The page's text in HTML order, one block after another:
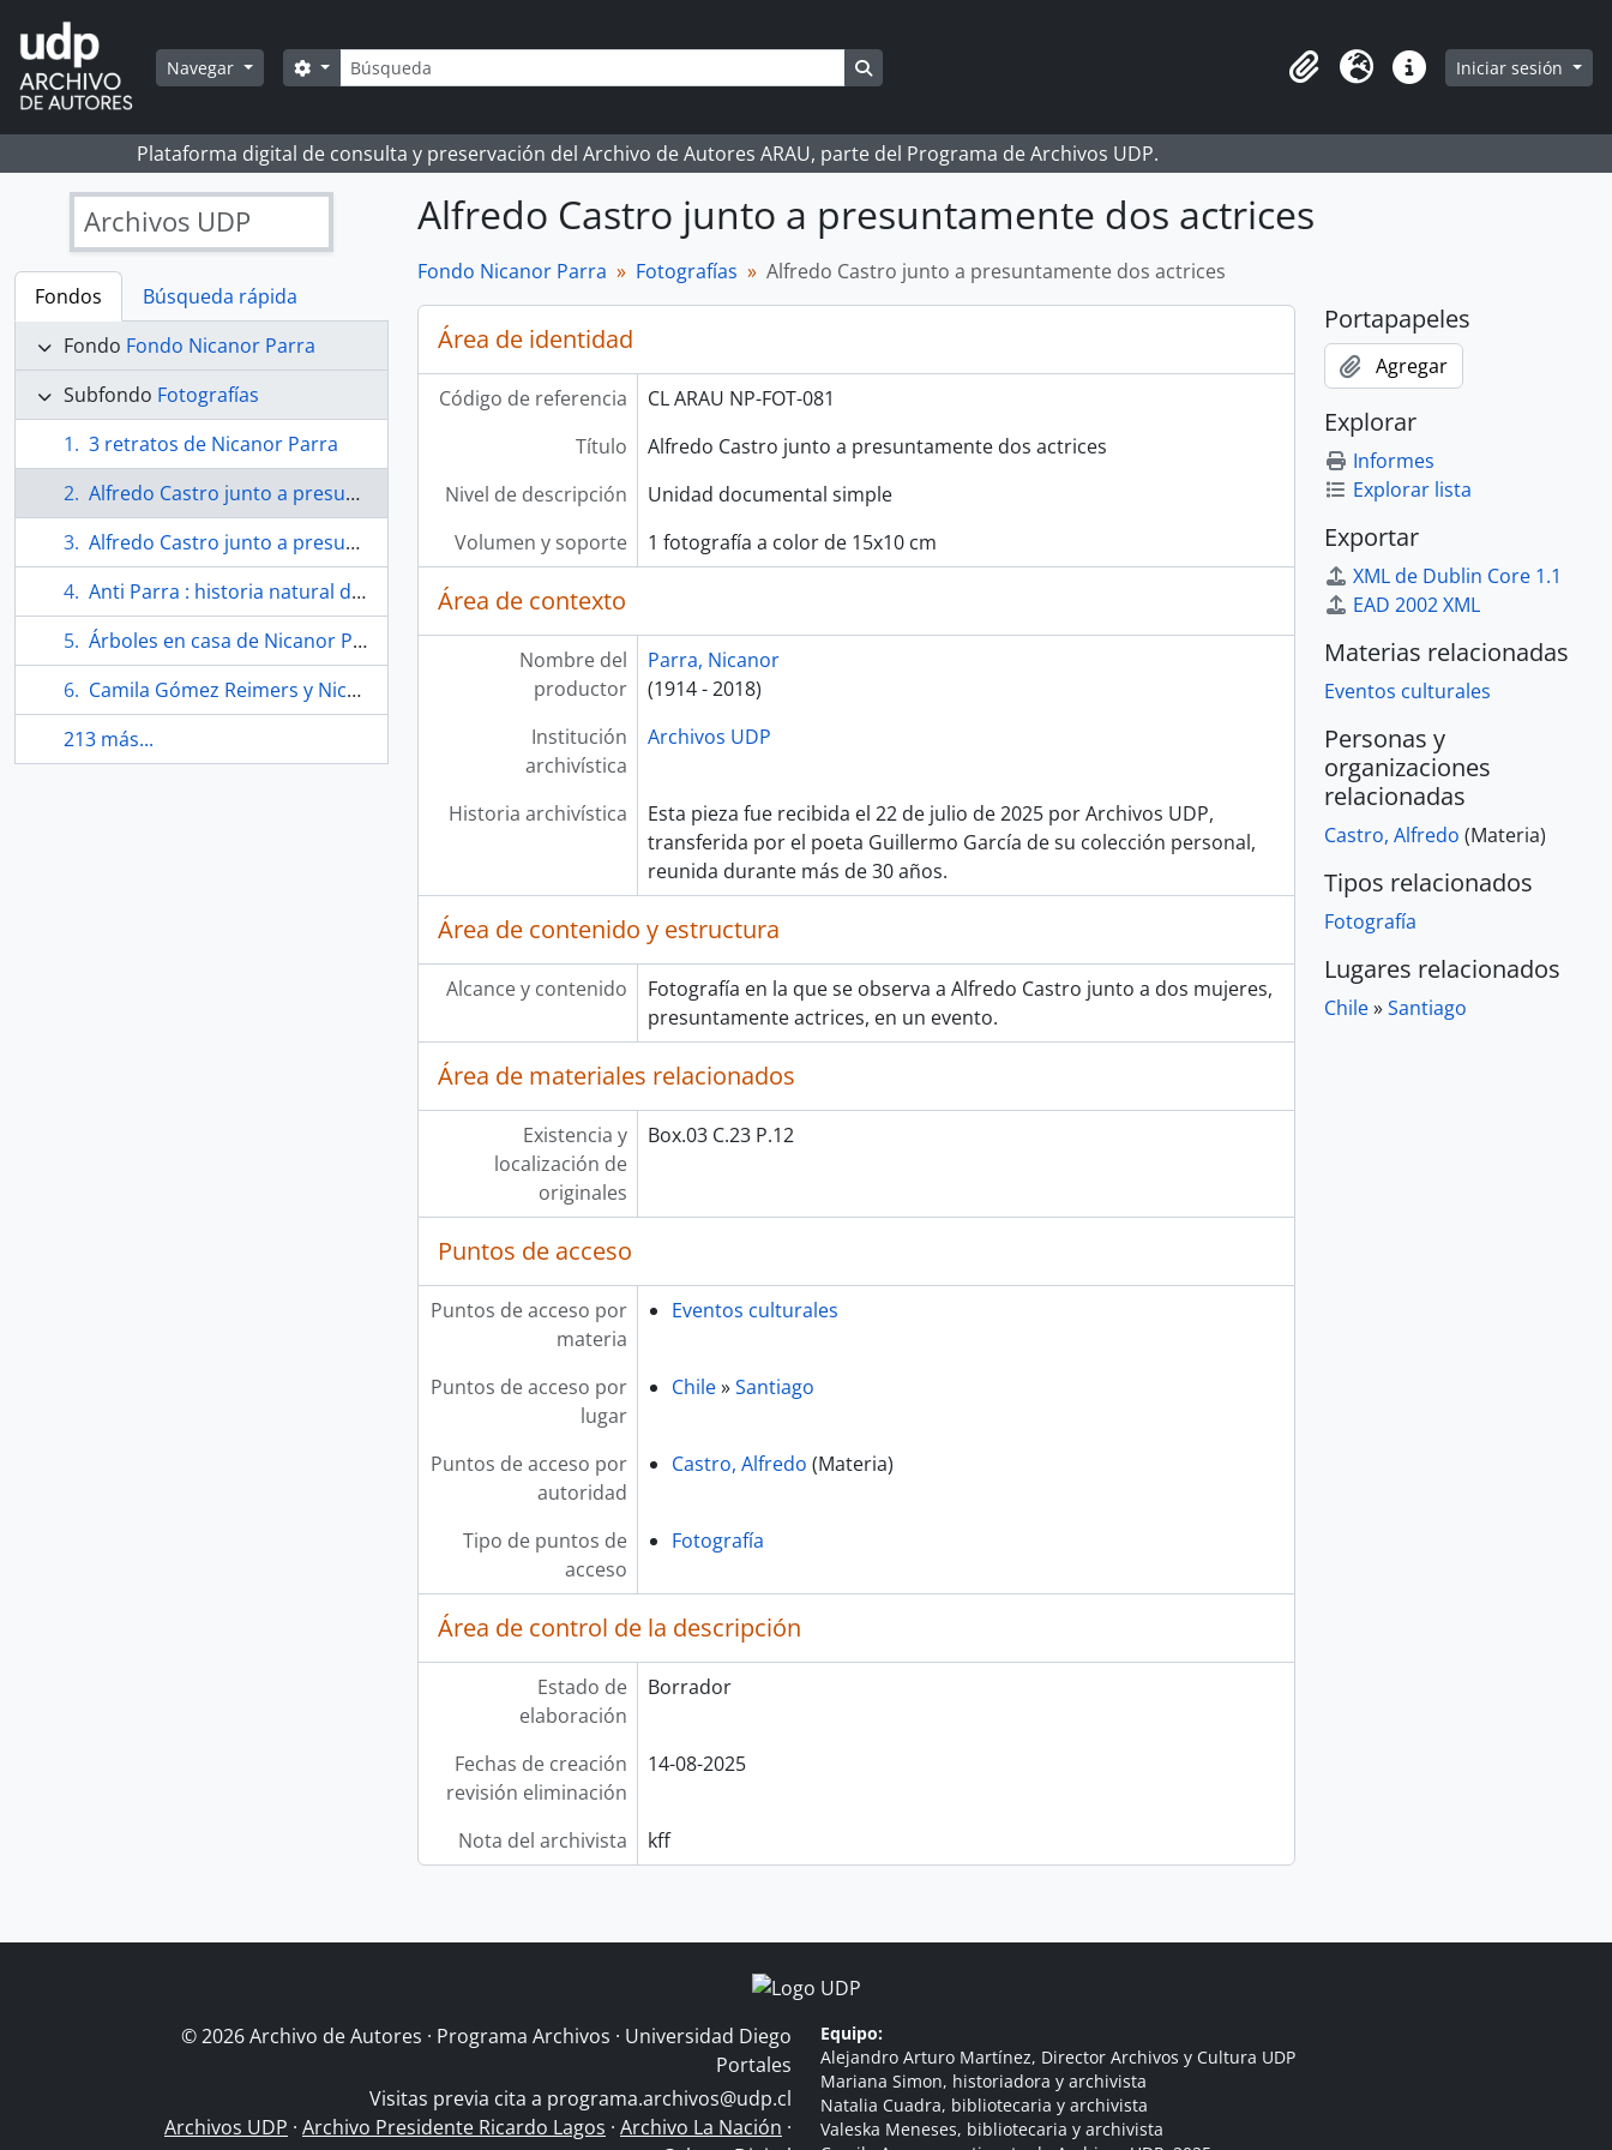
Skip to main content
Navegar Búsqueda
Search options
Portapapeles
Idioma Enlaces rápidos
Iniciar sesión
Plataforma digital de consulta y preservación del Archivo de Autores ARAU, parte del Programa de Archivos UDP.
Archivos UDP
Fondos
Búsqueda rápida
Fondo Fondo Nicanor Parra
Subfondo Fotografías
3 retratos de Nicanor Parra
Alfredo Castro junto a presuntamente dos actrices
Alfredo Castro junto a presuntamente una actriz
Anti Parra : historia natural de la fotografía 1
Árboles en casa de Nicanor Parra en La Reina
Camila Gómez Reimers y Nicanor Parra
213 más...
Alfredo Castro junto a presuntamente dos actrices
Fondo Nicanor Parra Fotografías Alfredo Castro junto a presuntamente dos actrices
Área de identidad
Código de referencia
CL ARAU NP-FOT-081
Título
Alfredo Castro junto a presuntamente dos actrices
Nivel de descripción
Unidad documental simple
Volumen y soporte
1 fotografía a color de 15x10 cm
Área de contexto
Nombre del
productor
Parra, Nicanor
(1914 - 2018)
Institución
archivística
Archivos UDP
Historia archivística
Esta pieza fue recibida el 22 de julio de 2025 por Archivos UDP,
transferida por el poeta Guillermo García de su colección personal,
reunida durante más de 30 años.
Área de contenido y estructura
Alcance y contenido
Fotografía en la que se observa a Alfredo Castro junto a dos mujeres,
presuntamente actrices, en un evento.
Área de materiales relacionados
Existencia y
localización de
originales
Box.03 C.23 P.12
Puntos de acceso
Puntos de acceso por
materia
Eventos culturales
Puntos de acceso por
lugar
Chile»Santiago
Puntos de acceso por
autoridad
Castro, Alfredo (Materia)
Tipo de puntos de
acceso
Fotografía
Área de control de la descripción
Estado de
elaboración
Borrador
Fechas de creación
revisión eliminación
14-08-2025
Nota del archivista kff
Portapapeles
Agregar
Explorar
Informes
Explorar lista
Exportar
XML de Dublin Core 1.1
EAD 2002 XML
Materias relacionadas
Eventos culturales
Personas y
organizaciones
relacionadas
Castro, Alfredo (Materia)
Tipos relacionados
Fotografía
Lugares relacionados
Chile»Santiago
© 2026 Archivo de Autores · Programa Archivos · Universidad Diego
Portales
Visitas previa cita a programa.archivos@udp.cl
Archivos UDP · Archivo Presidente Ricardo Lagos · Archivo La Nación ·
Equipo:
Alejandro Arturo Martínez, Director Archivos y Cultura UDP
Mariana Simon, historiadora y archivista
Natalia Cuadra, bibliotecaria y archivista
Valeska Meneses, bibliotecaria y archivista